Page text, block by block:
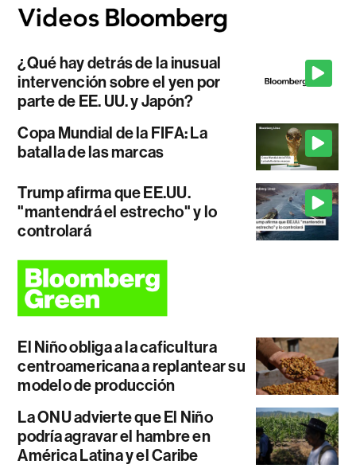
¿Qué hay detrás de la inusual
intervención sobre el yen por
parte de EE. UU. y Japón?
Copa Mundial de la FIFA: La
batalla de las marcas
Trump afirma que EE.UU.
"mantendrá el estrecho" y lo
controlará
El Niño obliga a la caficultura
centroamericana a replantear su
modelo de producción
La ONU advierte que El Niño
podría agravar el hambre en
América Latina y el Caribe